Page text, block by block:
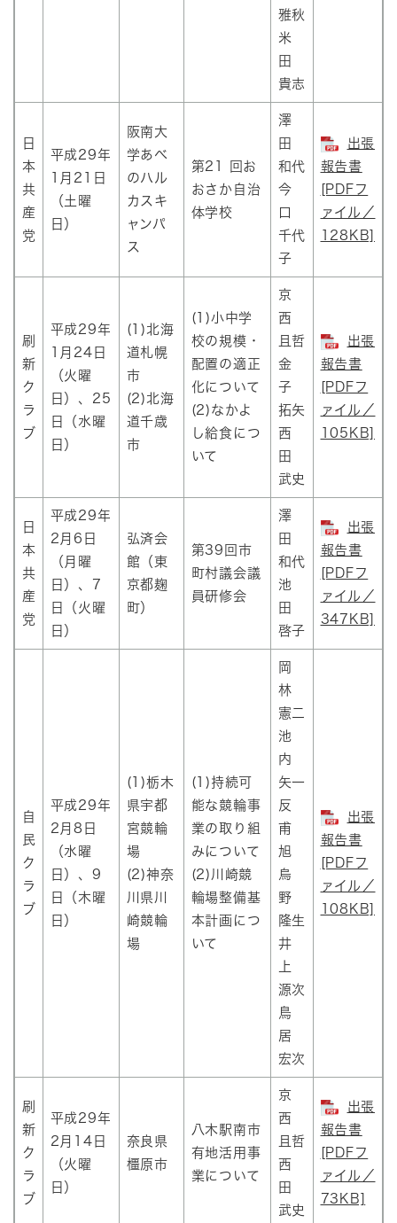
雅秋
米
田
貴志
日
本
共
産
党
平成29年
1月21日
（土曜
日）
阪南大
学あべ
のハル
カスキ
ャンパ
ス
第21 回お
おさか自治
体学校
澤
田
和代
今
口
千代
子
出張
報告書
[PDFフ
ァイル／
128KB]
刷
新
ク
ラ
ブ
平成29年
1月24日
（火曜
日）、25
日（水曜
日）
(1)北海
道札幌
市
(2)北海
道千歳
市
(1)小中学
校の規模・
配置の適正
化について
(2)なかよ
し給食につ
いて
京
西
且哲
金
子
拓矢
西
田
武史
出張
報告書
[PDFフ
ァイル／
105KB]
日
本
共
産
党
平成29年
2月6日
（月曜
日）、7
日（火曜
日）
弘済会
館（東
京都麹
町）
第39回市
町村議会議
員研修会
澤
田
和代
池
田
啓子
出張
報告書
[PDFフ
ァイル／
347KB]
自
民
ク
ラ
ブ
平成29年
2月8日
（水曜
日）、9
日（木曜
日）
(1)栃木
県宇都
宮競輪
場
(2)神奈
川県川
崎競輪
場
(1)持続可
能な競輪事
業の取り組
みについて
(2)川崎競
輪場整備基
本計画につ
いて
岡
林
憲二
池
内
矢一
反
甫
旭
烏
野
隆生
井
上
源次
鳥
居
宏次
出張
報告書
[PDFフ
ァイル／
108KB]
刷
新
ク
ラ
ブ
平成29年
2月14日
（火曜
日）
奈良県
橿原市
八木駅南市
有地活用事
業について
京
西
且哲
西
田
武史
出張
報告書
[PDFフ
ァイル／
73KB]